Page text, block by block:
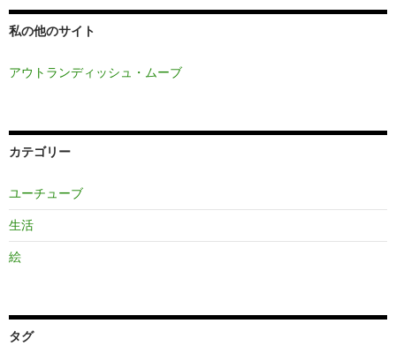
私の他のサイト
アウトランディッシュ・ムーブ
カテゴリー
ユーチューブ
生活
絵
タグ